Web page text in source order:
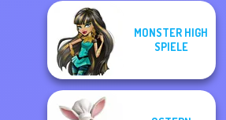
MONSTER HIGH
SPIELE